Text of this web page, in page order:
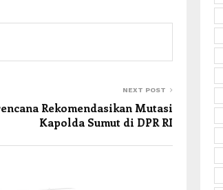
NEXT POST
Rekomendasikan Mutasi
Kapolda Sumut di DPR RI